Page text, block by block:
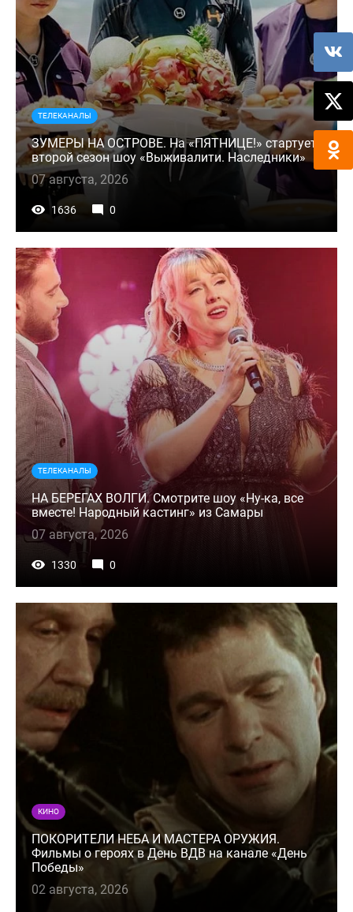
ТЕЛЕКАНАЛЫ
ЗУМЕРЫ НА ОСТРОВЕ. На «ПЯТНИЦЕ!» стартует
второй сезон шоу «Выживалити. Наследники»
07 августа, 2026
1636 0
ТЕЛЕКАНАЛЫ
НА БЕРЕГАХ ВОЛГИ. Смотрите шоу «Ну-ка, все
вместе! Народный кастинг» из Самары
07 августа, 2026
1330 0
КИНО
ПОКОРИТЕЛИ НЕБА И МАСТЕРА ОРУЖИЯ.
Фильмы о героях в День ВДВ на канале «День
Победы»
02 августа, 2026